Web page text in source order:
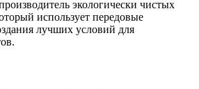
экологически чистых
использует передовые
лучших условий для